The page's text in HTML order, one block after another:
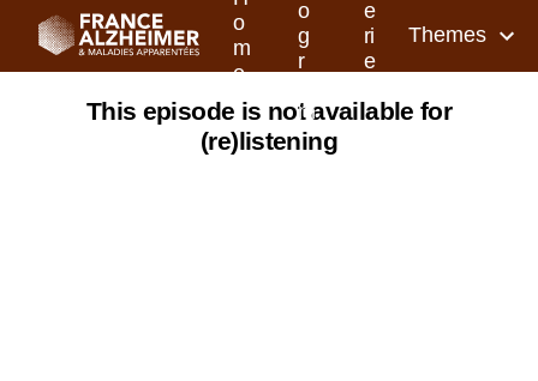
o
m
e
o
g
r
m
e
ri
e
Themes
This episode is not available for
(re)listening